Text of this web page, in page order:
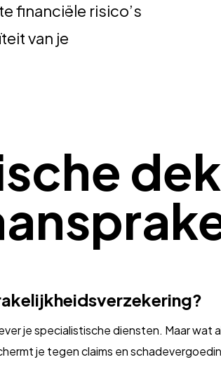
financiële risico’s
van je
je specialistische diensten. Maar
je tegen claims en